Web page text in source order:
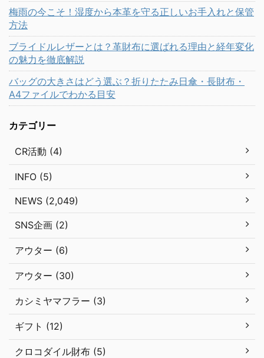
梅雨の今こそ！湿度から本革を守る正しいお手入れと保管
方法
ブライドルレザーとは？革財布に選ばれる理由と経年変化
の魅力を徹底解説
バッグの大きさはどう選ぶ？折りたたみ日傘・長財布・
A4ファイルでわかる目安
カテゴリー
CR活動 (4)
INFO (5)
NEWS (2,049)
SNS企画 (2)
アウター (6)
アウター (30)
カシミヤマフラー (3)
ギフト (12)
クロコダイル財布 (5)